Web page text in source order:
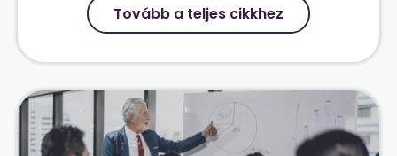
Tovább a teljes cikkhez